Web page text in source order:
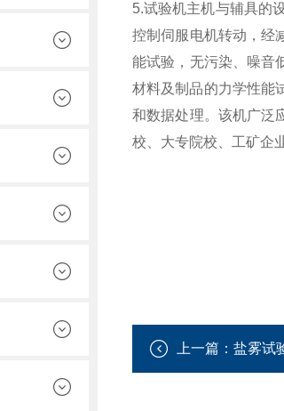
5.试验机主机与辅具的
控制伺服电机转动，经
能试验，无污染、噪音
材料及制品的力学性能
和数据处理。该机广泛
校、大专院校、工矿企
上一篇： 盐雾试